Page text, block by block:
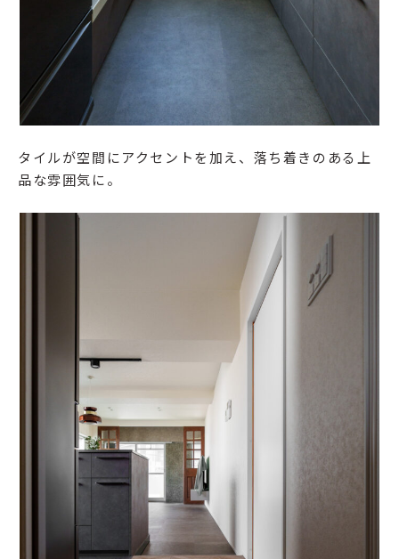
タイルが空間にアクセントを加え、落ち着きのある上
品な雰囲気に。